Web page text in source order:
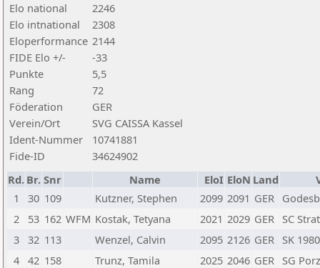
Elo national
2246
Elo intnational
2308
Eloperformance 2144
FIDE Elo +/-
-33
Punkte
5,5
Rang
72
Föderation
GER
Verein/Ort
SVG CAISSA Kassel
Ident-Nummer
10741881
Fide-ID
34624902
Rd. Br. Snr Name EloI EloN Land
1
30 109 Kutzner, Stephen 2099 2091 GER
2
53 162 WFM Kostak, Tetyana 2021 2029 GER SC
3
32 113 Wenzel, Calvin 2095 2126 GER SK
4
42 158 Trunz, Tamila 2025 2046 GER SG